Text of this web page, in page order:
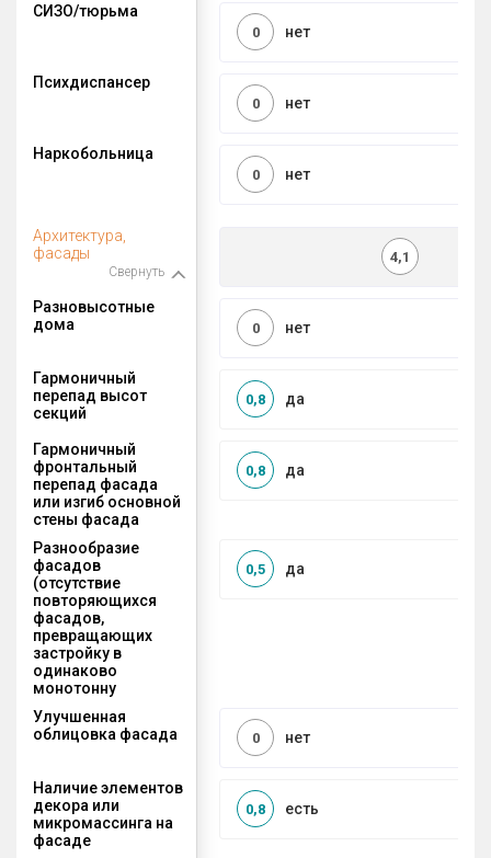
СИЗО/тюрьма
нет
0
Психдиспансер
нет
0
Наркобольница
нет
0
Архитектура,
фасады
Свернуть
4,1
Разновысотные
дома
нет
0
Гармоничный
перепад высот
секций
да
0,8
Гармоничный
фронтальный
перепад фасада
или изгиб основной
стены фасада
да
0,8
Разнообразие
фасадов
(отсутствие
повторяющихся
фасадов,
превращающих
застройку в
одинаково
монотонну
да
0,5
Улучшенная
облицовка фасада
нет
0
Наличие элементов
декора или
микромассинга на
фасаде
есть
0,8